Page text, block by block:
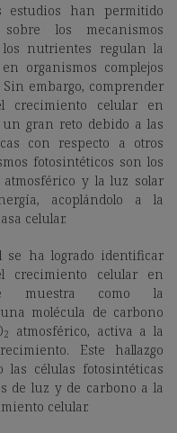
estudios han permitido
los mecanismos
nutrientes regulan la
organismos complejos
embargo, comprender
crecimiento celular en
gran reto debido a las
con respecto a otros
fotosintéticos son los
atmosférico y la luz solar
acoplándolo a la
celular.
se ha logrado identificar
crecimiento celular en
muestra como la
molécula de carbono
2
atmosférico, activa a la
Este hallazgo
células fotosintéticas
de luz y de carbono a la
celular.